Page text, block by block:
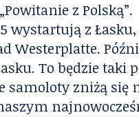
z Polską”.
wystartują z
Westerplatte.
To będzie taki
samoloty zniżą